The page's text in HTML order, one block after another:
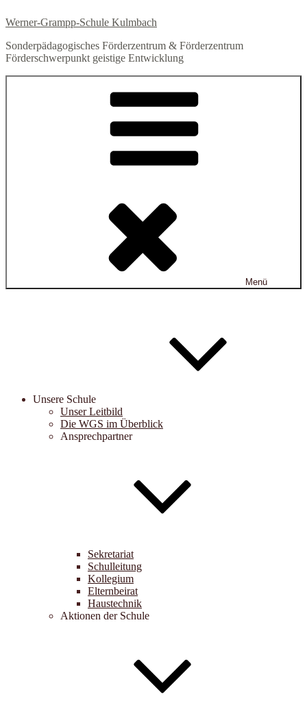
Inhalt
Werner-Grampp-Schule Kulmbach
Sonderpädagogisches Förderzentrum & Förderzentrum
Förderschwerpunkt geistige Entwicklung
Menü
Unsere Schule
Unser Leitbild
Die WGS im Überblick
Ansprechpartner
Sekretariat
Schulleitung
Kollegium
Elternbeirat
Haustechnik
Aktionen der Schule